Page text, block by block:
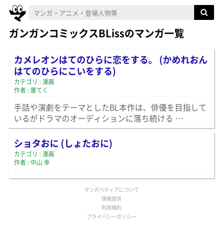
ガンガンコミックスBLissのマンガ一覧
カメレオンはてのひらに恋をする。 (かめれおん
はてのひらにこいをする)
カテゴリ : 漫画
作者 : 厘てく
手話や演劇をテーマとしたBL本作は、俳優を目指して
いるがドラマのオーディションに落ち続ける …
ショタおに (しょたおに)
カテゴリ : 漫画
作者 : 中山 幸
マンガペディアについて
情報提供
利用規約
プライバシーポリシー